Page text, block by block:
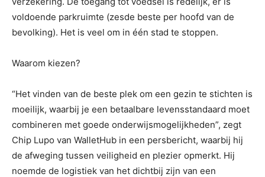
voldoende parkruimte (zesde beste per hoofd van de
bevolking). Het is veel om in één stad te stoppen.
Waarom kiezen?
“Het vinden van de beste plek om een ​​gezin te stichten is
moeilijk, waarbij je een betaalbare levensstandaard moet
combineren met goede onderwijsmogelijkheden”, zegt
Chip Lupo van WalletHub in een persbericht, waarbij hij
de afweging tussen veiligheid en plezier opmerkt. Hij
noemde de logistiek van het dichtbij zijn van een